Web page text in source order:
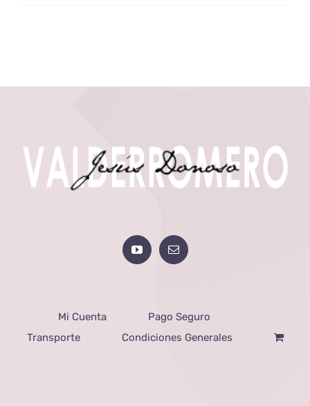
Mi Cuenta
Pago Seguro
Transporte
Condiciones Generales